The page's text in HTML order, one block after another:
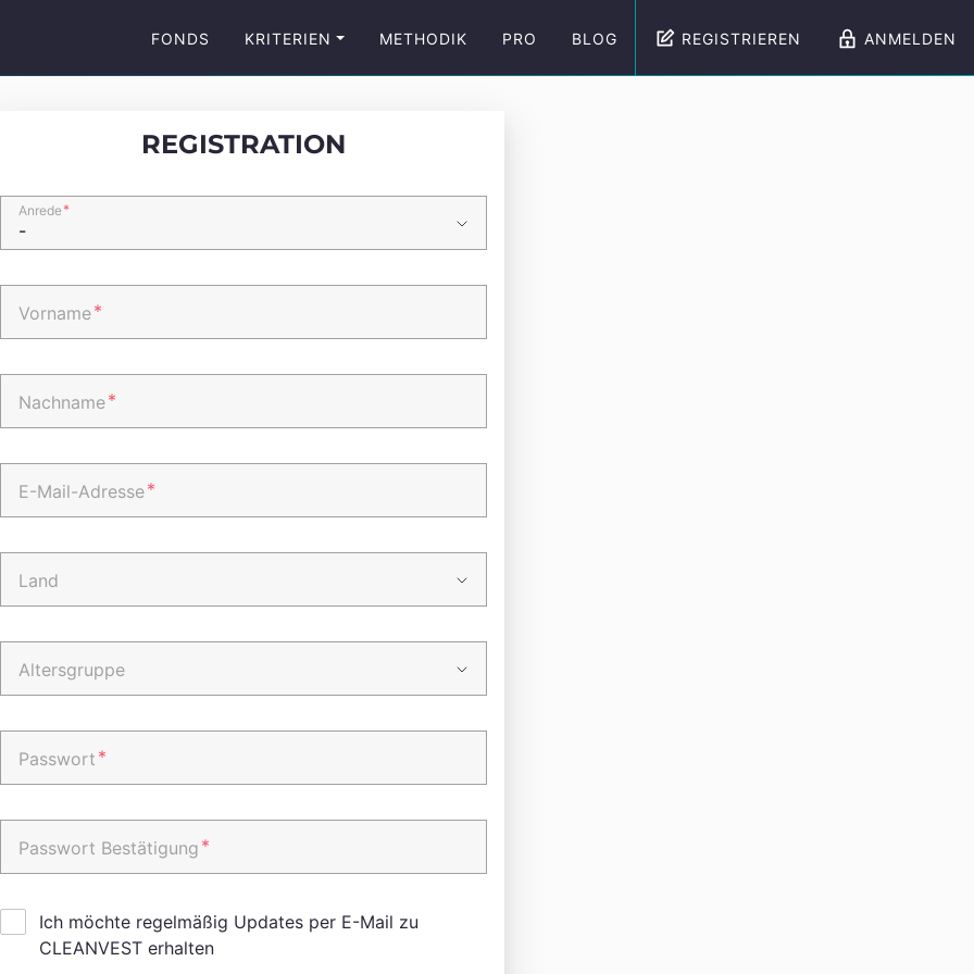
FONDS KRITERIEN METHODIK PRO BLOG REGISTRIEREN ANMELDEN
REGISTRATION
Anrede*
Vorname*
Nachname*
E-Mail-Adresse*
Land
Altersgruppe
Passwort *
Passwort Bestätigung *
Ich möchte regelmäßig Updates per E-Mail zu
CLEANVEST erhalten